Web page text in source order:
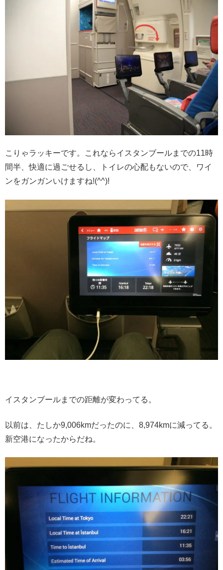
こりゃラッキーです。これならイスタンブールまでの11時
間半、快適に過ごせるし、トイレの心配もないので、ワイ
ンをガンガンいけますね!(^^)!
イスタンブールまでの距離が変わってる。
以前は、たしか9,006kmだったのに、8,974kmに減ってる。
新空港になったからだね。